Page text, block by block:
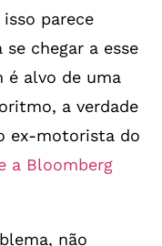
parece
chegar a esse
é alvo de uma
a verdade
ex-motorista do
a Bloomberg
não